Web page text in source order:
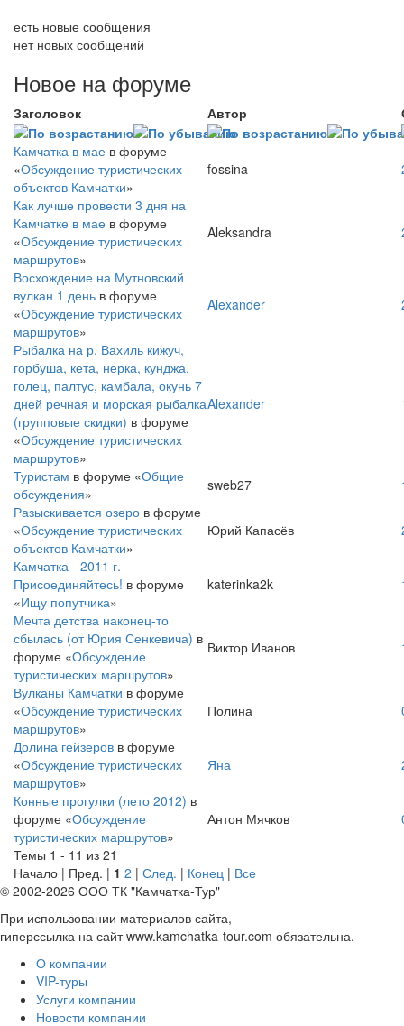
есть новые сообщения
нет новых сообщений
Новое на форуме
Заголовок Автор
Камчатка в мае в форуме
«Обсуждение туристических
объектов Камчатки»
fossina
Как лучше провести 3 дня на
Камчатке в мае в форуме
«Обсуждение туристических
маршрутов»
Aleksandra
Восхождение на Мутновский
вулкан 1 день в форуме
«Обсуждение туристических
маршрутов»
Alexander
Рыбалка на р. Вахиль кижуч,
горбуша, кета, нерка, кунджа.
голец, палтус, камбала, окунь 7
дней речная и морская рыбалка
(групповые скидки) в форуме
«Обсуждение туристических
маршрутов»
Alexander
Туристам в форуме «Общие
обсуждения» sweb27
Разыскивается озеро в форуме
«Обсуждение туристических
объектов Камчатки»
Юрий Капасёв
Камчатка - 2011 г.
Присоединяйтесь! в форуме
«Ищу попутчика»
katerinka2k
Мечта детства наконец-то
сбылась (от Юрия Сенкевича) в
форуме «Обсуждение
туристических маршрутов»
Виктор Иванов
Вулканы Камчатки в форуме
«Обсуждение туристических
маршрутов»
Полина
Долина гейзеров в форуме
«Обсуждение туристических
маршрутов»
Яна
Конные прогулки (лето 2012) в
форуме «Обсуждение
туристических маршрутов»
Антон Мячков
Темы 1 - 11 из 21
Начало | Пред. | 1 2 | След. | Конец | Все
© 2002-2026 ООО ТК "Камчатка-Тур"
При использовании материалов сайта,
гиперссылка на сайт www.kamchatka-tour.com обязательна.
О компании
VIP-туры
Услуги компании
Новости компании